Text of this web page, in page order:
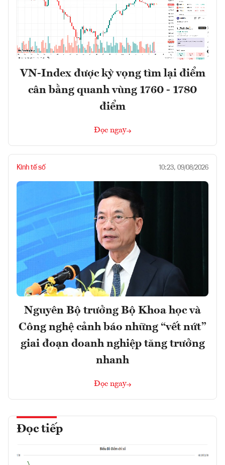
VN-Index được kỳ vọng tìm lại điểm
cân bằng quanh vùng 1760 - 1780
điểm
Đọc ngay
Kinh tế số 10:23, 09/08/2026
Nguyên Bộ trưởng Bộ Khoa học và
Công nghệ cảnh báo những “vết nứt”
giai đoạn doanh nghiệp tăng trưởng
nhanh
Đọc ngay
Đọc tiếp